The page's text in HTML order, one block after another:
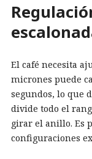
El café necesita
micrones puede
segundos, lo que
divide todo el
girar el anillo. Es
configuraciones